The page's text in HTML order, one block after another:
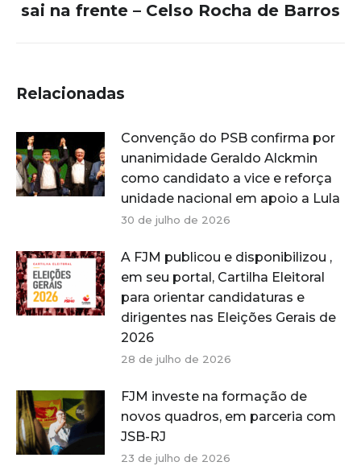
post:
sai na frente – Celso Rocha de Barros
Relacionadas
Convenção do PSB confirma por
unanimidade Geraldo Alckmin
como candidato a vice e reforça
unidade nacional em apoio a Lula
30 de julho de 2026
A FJM publicou e disponibilizou ,
em seu portal, Cartilha Eleitoral
para orientar candidaturas e
dirigentes nas Eleições Gerais de
2026
28 de julho de 2026
FJM investe na formação de
novos quadros, em parceria com
JSB-RJ
23 de julho de 2026